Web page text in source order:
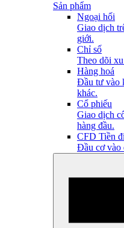
Sản phẩm
Ngoại hối
Giao dịch
giới.
Chỉ số
Theo dõi
Hàng hoá
Đầu tư vào
khác.
Cổ phiếu
Giao dịch
hàng đầu.
CFD Tiền
Đầu cơ vào